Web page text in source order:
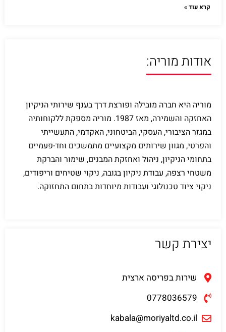
קרא עוד »
אודות מוריה:
מוריה היא חברה מובילה ופורצת דרך בענף שירותי הניקיון
האחזקה והשמירה, מאז 1987. מוריה מספקת ללקוחותיה
במגזר הציבורי, העסקי, הביטחוני, האקדמי, התעשייתי
והפרטי, מגוון שירותים מקצועיים מתמשכים וחד-פעמיים
בתחומי הניקיון, ניהול ואחזקת המבנים, שימור והברקת
משטחי רצפה, עבודת ניקיון בגובה, ניקוי שטיחים וריפודים,
ניקוי ציוד טכנולוגי ועבודות מיוחדות בתחום התחזוקה.
יצירת קשר
שירות בפריסה ארצית
0778036579
kabala@moriyaltd.co.il